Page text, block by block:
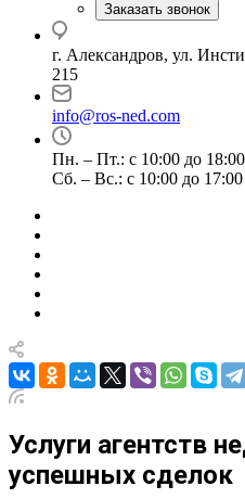
Заказать звонок
г. Александров, ул.
215
info@ros-ned.com
Пн. – Пт.: с 10:00 до 18:00
Сб. – Вс.: с 10:00 до 17:00
Услуги агентств
успешных сделок